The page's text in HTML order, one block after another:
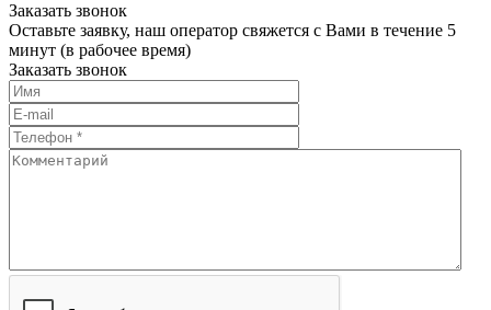
Заказать звонок
Оставьте заявку, наш оператор свяжется с Вами в течение 5
минут (в рабочее время)
Заказать звонок